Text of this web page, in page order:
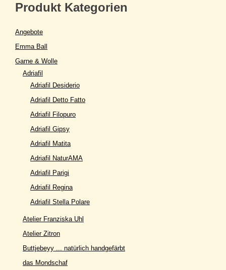
Produkt Kategorien
Angebote
Emma Ball
Garne & Wolle
Adriafil
Adriafil Desiderio
Adriafil Detto Fatto
Adriafil Filopuro
Adriafil Gipsy
Adriafil Matita
Adriafil NaturAMA
Adriafil Parigi
Adriafil Regina
Adriafil Stella Polare
Atelier Franziska Uhl
Atelier Zitron
Buttjebeyy ... natürlich handgefärbt
das Mondschaf